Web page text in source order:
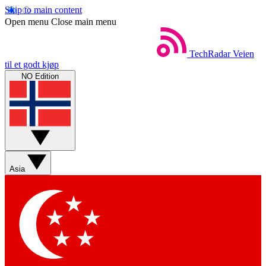
Skip to main content
Open menu Close main menu
TechRadar Veien
til et godt kjøp
NO Edition
Asia